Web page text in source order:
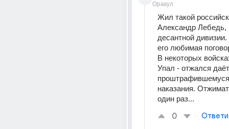
Оракул
Жил такой
Александр Лебедь,
десантной
его любимая
В некоторых
Упал - отжался
наказания.
один раз...
0